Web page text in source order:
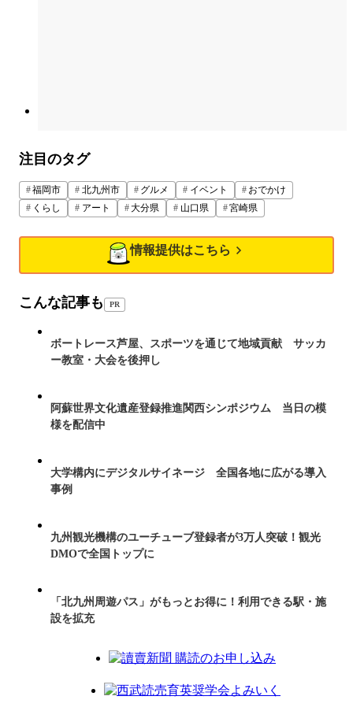
注目のタグ
福岡市 北九州市 グルメ イベント
おでかけ
くらし
アート 大分県 山口県 宮崎県
情報提供はこちら
こんな記事も PR
ボートレース芦屋、スポーツを通じて地域貢献 サッカ
ー教室・大会を後押し
阿蘇世界文化遺産登録推進関西シンポジウム 当日の模
様を配信中
大学構内にデジタルサイネージ 全国各地に広がる導入
事例
九州観光機構のユーチューブ登録者が3万人突破！観光
DMOで全国トップに
「北九州周遊パス」がもっとお得に！利用できる駅・施
設を拡充